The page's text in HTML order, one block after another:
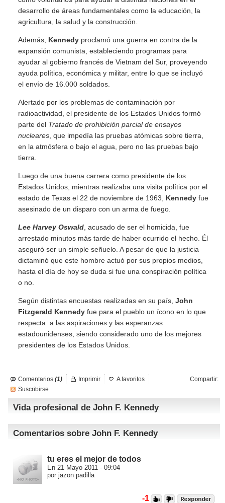
desarrollo de áreas fundamentales como la educación, la
agricultura, la salud y la construcción.
Además, Kennedy proclamó una guerra en contra de la
expansión comunista, estableciendo programas para
ayudar al gobierno francés de Vietnam del Sur, proveyendo
ayuda política, económica y militar, entre lo que se incluyó
el envío de 16.000 soldados.
Alertado por los problemas de contaminación por
radioactividad, el presidente de los Estados Unidos formó
parte del Tratado de prohibición parcial de ensayos
nucleares , que impedía las pruebas atómicas sobre tierra,
en la atmósfera o bajo el agua, pero no las pruebas bajo
tierra.
Luego de una buena carrera como presidente de los
Estados Unidos, mientras realizaba una visita política por el
estado de Texas el 22 de noviembre de 1963, Kennedy fue
asesinado de un disparo con un arma de fuego.
Lee Harvey Oswald , acusado de ser el homicida, fue
arrestado minutos más tarde de haber ocurrido el hecho. Él
aseguró ser un simple señuelo. A pesar de que la justicia
dictaminó que este hombre actuó por sus propios medios,
hasta el día de hoy se duda si fue una conspiración política
o no.
Según distintas encuestas realizadas en su país, John
Fitzgerald Kennedy fue para el pueblo un ícono en lo que
respecta a las aspiraciones y las esperanzas
estadounidenses, siendo considerado uno de los mejores
presidentes de los Estados Unidos.
Comentarios (1) Compartir:
Imprimir
A favoritos
Suscribirse
Vida profesional de John F. Kennedy
Comentarios sobre John F. Kennedy
tu eres el mejor de todos
En 21 Mayo 2011 - 09:04
por jazon padilla
-1